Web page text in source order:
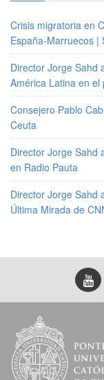
Crisis migratoria en
España-Marruecos |
Director Jorge Sahd
América Latina en el
Consejero Pablo
Ceuta
Director Jorge Sahd
en Radio Pauta
Director Jorge Sahd
Última Mirada de